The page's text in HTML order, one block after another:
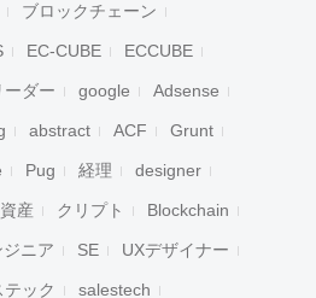
ブロックチェーン
EC-CUBE ECCUBE
ーダー google Adsense
abstract ACF Grunt
Pug 経理 designer
産 クリプト Blockchain
ニア SE UXデザイナー
テック salestech